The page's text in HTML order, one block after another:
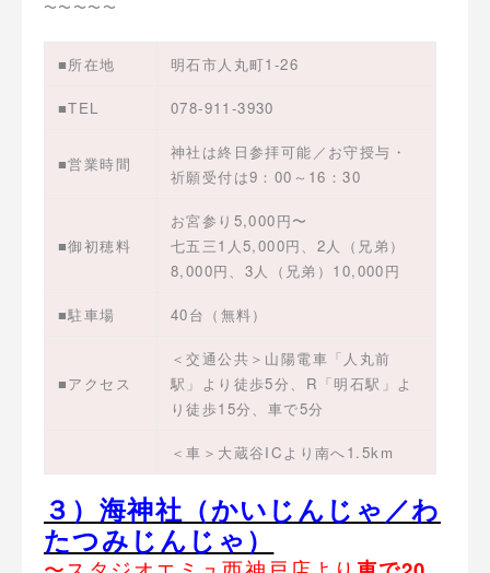
〜〜〜〜〜
■所在地 明石市人丸町1-26
■TEL 078-911-3930
■営業時間
神社は終日参拝可能／お守授与・
祈願受付は9：00～16：30
■御初穂料
お宮参り5,000円〜
七五三1人5,000円、2人（兄弟）
8,000円、3人（兄弟）10,000円
■駐車場 40台（無料）
■アクセス
＜交通公共＞山陽電車「人丸前
駅」より徒歩5分、R「明石駅」よ
り徒歩15分、車で5分
＜車＞大蔵谷ICより南へ1.5km
３）海神社（かいじんじゃ／わ
たつみじんじゃ）